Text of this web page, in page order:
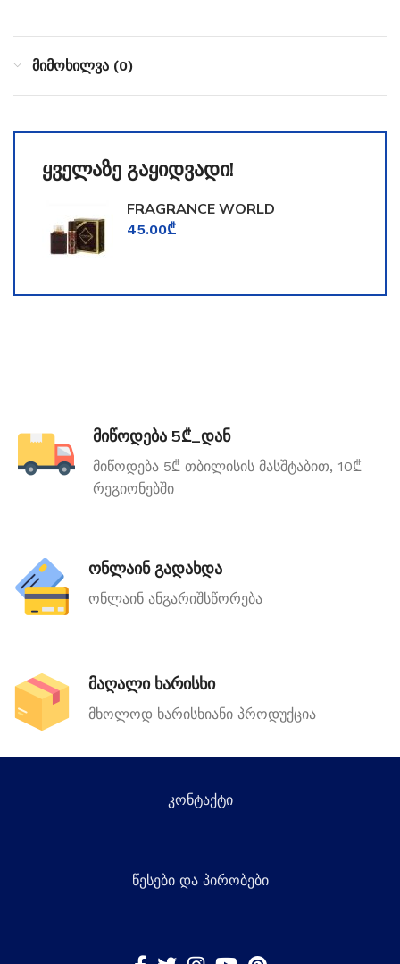
მიმოხილვა (0)
ყველაზე გაყიდვადი!
FRAGRANCE WORLD
TOOMFORD
45.00₾
მიწოდება 5₾_დან
მიწოდება 5₾ თბილისის მასშტაბით, 10₾
რეგიონებში
ონლაინ გადახდა
ონლაინ ანგარიშსწორება
მაღალი ხარისხი
მხოლოდ ხარისხიანი პროდუქცია
კონტაქტი
წესები და პირობები